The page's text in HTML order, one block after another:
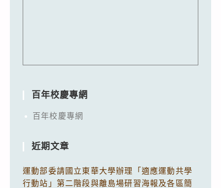
百年校慶專網
百年校慶專網
近期文章
運動部委請國立東華大學辦理「適應運動共學
行動站」第二階段與離島場研習海報及各區簡